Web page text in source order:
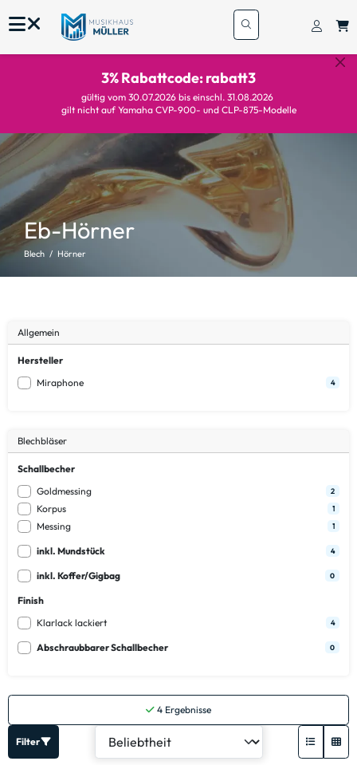
3% Rabattcode: rabatt3
gültig vom 30.07.2026 bis einschl. 31.08.2026
gilt nicht auf Yamaha CVP-900- und CLP-875-Modelle
Eb-Hörner
Blech Hörner
Allgemein
Hersteller
Miraphone
4
Blechbläser
Schallbecher
Goldmessing
2
Korpus 1
Messing 1
inkl. Mundstück 4
inkl. Koffer/Gigbag 0
Finish
Klarlack lackiert
4
Abschraubbarer Schallbecher 0
4 Ergebnisse
Filter